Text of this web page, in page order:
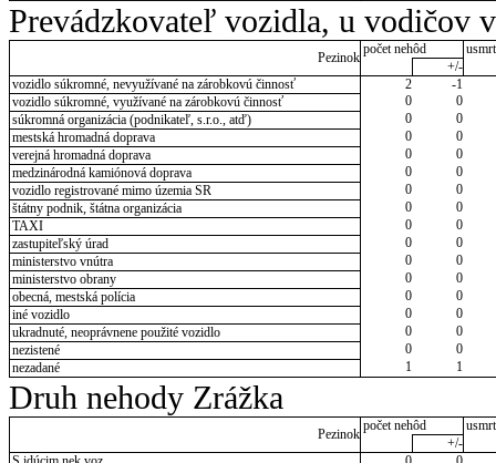
Prevádzkovateľ vozidla, u vodičov
Pezinok
počet nehôd
+/-
vozidlo súkromné, nevyužívané na zárobkovú činnosť
2
-1
vozidlo súkromné, využívané na zárobkovú činnosť
0
0
súkromná organizácia (podnikateľ, s.r.o., atď)
0
0
mestská hromadná doprava
0
0
verejná hromadná doprava
0
0
medzinárodná kamiónová doprava
0
0
vozidlo registrované mimo územia SR
0
0
štátny podnik, štátna organizácia
0
0
TAXI
0
0
zastupiteľský úrad
0
0
ministerstvo vnútra
0
0
ministerstvo obrany
0
0
obecná, mestská polícia
0
0
iné vozidlo
0
0
ukradnuté, neoprávnene použité vozidlo
0
0
nezistené
0
0
nezadané
1 1
Druh nehody Zrážka
Pezinok
počet nehôd
+/-